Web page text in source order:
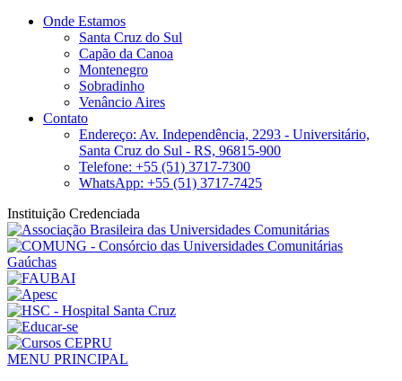
Onde Estamos
Santa Cruz do Sul
Capão da Canoa
Montenegro
Sobradinho
Venâncio Aires
Contato
Endereço: Av. Independência, 2293 - Universitário,
Santa Cruz do Sul - RS, 96815-900
Telefone: +55 (51) 3717-7300
WhatsApp: +55 (51) 3717-7425
Instituição Credenciada
MENU PRINCIPAL